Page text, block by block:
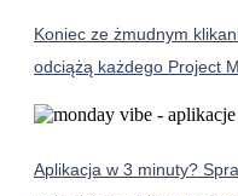
Koniec ze żmudnym
odciążą każdego Project
Aplikacja w 3 minuty?